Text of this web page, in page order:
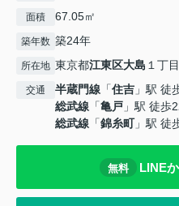
面積 67.05㎡
築年数 築24年
所在地 東京都江東区大島 １丁目
交通 半蔵門線 「住吉 」駅 徒
総武線 「亀戸 」駅 徒歩
総武線 「錦糸町」駅 徒
無料 LINE